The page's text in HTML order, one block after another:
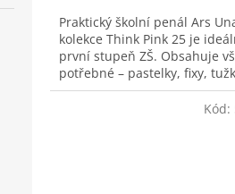
Praktický školní penál Ars
kolekce Think Pink 25 je
první stupeň ZŠ. Obsahuje
potřebné – pastelky, fixy,
pravítka i rozvrh. Vhodný pro
Kód: